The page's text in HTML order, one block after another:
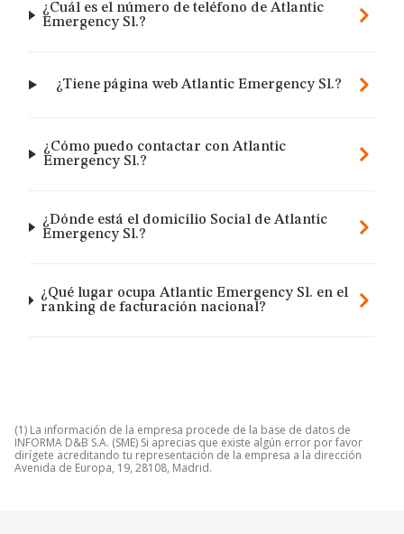
¿Cuál es el número de teléfono de Atlantic
Emergency Sl.?
¿Tiene página web Atlantic Emergency Sl.?
¿Cómo puedo contactar con Atlantic
Emergency Sl.?
¿Dónde está el domicilio Social de Atlantic
Emergency Sl.?
¿Qué lugar ocupa Atlantic Emergency Sl. en el
ranking de facturación nacional?
(1) La información de la empresa procede de la base de datos de
INFORMA D&B S.A. (SME) Si aprecias que existe algún error por favor
dirígete acreditando tu representación de la empresa a la dirección
Avenida de Europa, 19, 28108, Madrid.